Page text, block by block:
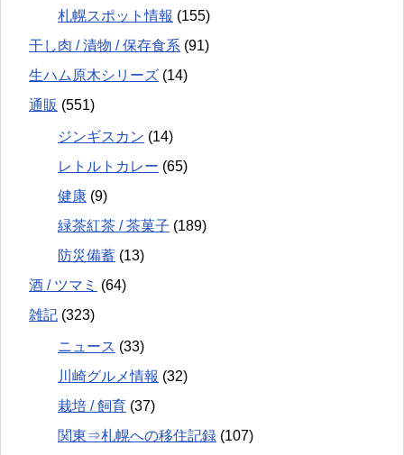
札幌スポット情報 (155)
干し肉 / 漬物 / 保存食系 (91)
生ハム原木シリーズ (14)
通販 (551)
ジンギスカン (14)
レトルトカレー (65)
健康 (9)
緑茶紅茶 / 茶菓子 (189)
防災備蓄 (13)
酒 / ツマミ (64)
雑記 (323)
ニュース (33)
川崎グルメ情報 (32)
栽培 / 飼育 (37)
関東⇒札幌への移住記録 (107)